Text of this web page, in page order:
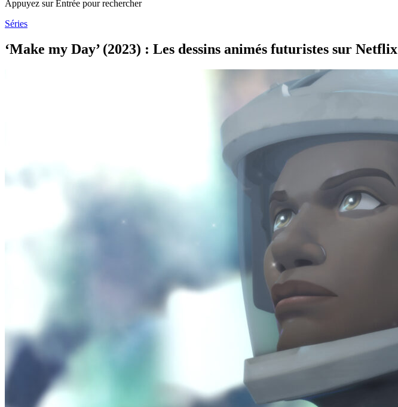
Appuyez sur Entrée pour rechercher
Séries
‘Make my Day’ (2023) : Les dessins animés futuristes sur Netflix